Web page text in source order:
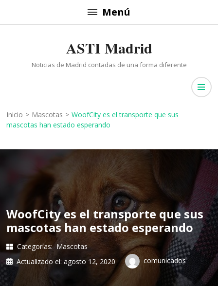
al
Menú
ASTI Madrid
Noticias de Madrid contadas de una forma diferente
Inicio > Mascotas > WoofCity es el transporte que sus
mascotas han estado esperando
WoofCity es el transporte que sus
mascotas han estado esperando
Categorías: Mascotas
Actualizado el: agosto 12, 2020 comunicados